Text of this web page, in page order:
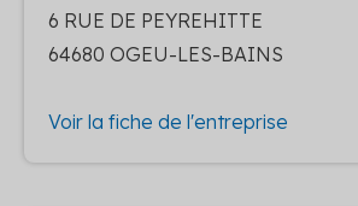
6 RUE DE PEYREHITTE
64680 OGEU-LES-BAINS
Voir la fiche de l'entreprise